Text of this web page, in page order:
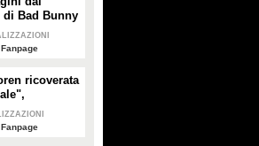
di Bad Bunny
ricoverata
Mussolini
"È serena e